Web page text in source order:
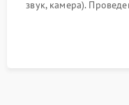
звук, камера).
для контроля
системы